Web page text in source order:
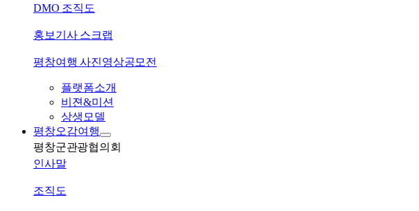
DMO 조직도
홍보기사 스크랩
평창여행 사진영상공모전
플랫폼소개
비젼&미션
상생모델
평창오감여행
평창군관광협의회
인사말
조직도